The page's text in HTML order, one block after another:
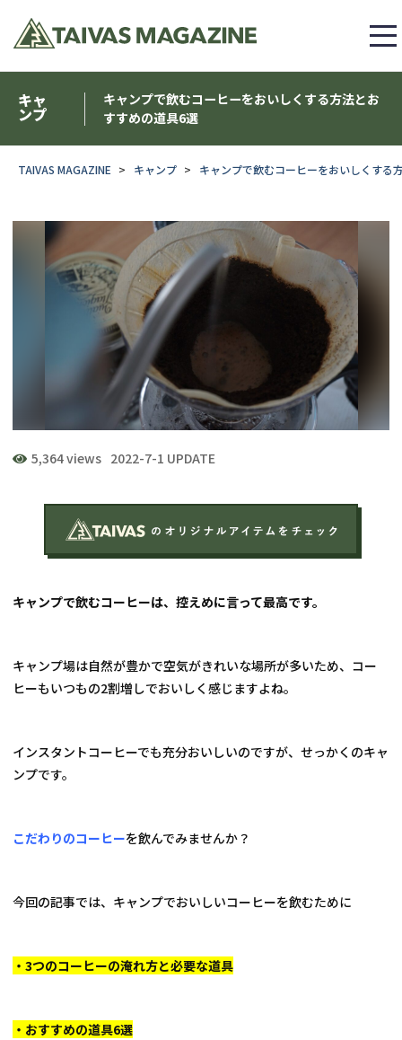
キャ
ンプ
キャンプで飲むコーヒーをおいしくする方法とお
すすめの道具6選
TAIVAS MAGAZINE キャンプ キャンプで飲むコーヒーをおいしくする
5,364 views 2022-7-1 UPDATE
キャンプで飲むコーヒーは、控えめに言って最高です。
キャンプ場は自然が豊かで空気がきれいな場所が多いため、コー
ヒーもいつもの2割増しでおいしく感じますよね。
インスタントコーヒーでも充分おいしいのですが、せっかくのキャ
ンプです。
こだわりのコーヒーを飲んでみませんか？
今回の記事では、キャンプでおいしいコーヒーを飲むために
・3つのコーヒーの淹れ方と必要な道具
・おすすめの道具6選